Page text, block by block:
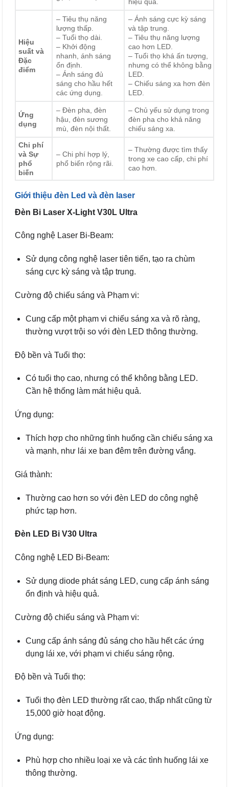
Hiệu
suất và
Đặc
điểm
– Tiêu thụ năng
lượng thấp.
– Tuổi thọ dài.
– Khởi động
nhanh, ánh sáng
ổn định.
– Ánh sáng đủ
sáng cho hầu hết
các ứng dụng.
– Ánh sáng cực kỳ sáng
và tập trung.
– Tiêu thụ năng lượng
cao hơn LED.
– Tuổi thọ khá ấn tượng,
nhưng có thể không bằng
LED.
– Chiếu sáng xa hơn đèn
LED.
Ứng
dụng
– Đèn pha, đèn
hậu, đèn sương
mù, đèn nội thất.
– Chủ yếu sử dụng trong
đèn pha cho khả năng
chiếu sáng xa.
Chi phí
và Sự
phổ
biến
– Chi phí hợp lý,
phổ biến rộng rãi.
– Thường được tìm thấy
trong xe cao cấp, chi phí
cao hơn.
Giới thiệu đèn Led và đèn laser
Đèn Bi Laser X-Light V30L Ultra
Công nghệ Laser Bi-Beam:
Sử dụng công nghệ laser tiên tiến, tạo ra chùm
sáng cực kỳ sáng và tập trung.
Cường độ chiếu sáng và Phạm vi:
Cung cấp một phạm vi chiếu sáng xa và rõ ràng,
thường vượt trội so với đèn LED thông thường.
Độ bền và Tuổi thọ:
Có tuổi thọ cao, nhưng có thể không bằng LED.
Cần hệ thống làm mát hiệu quả.
Ứng dụng:
Thích hợp cho những tình huống cần chiếu sáng xa
và mạnh, như lái xe ban đêm trên đường vắng.
Giá thành:
Thường cao hơn so với đèn LED do công nghệ
phức tạp hơn.
Đèn LED Bi V30 Ultra
Công nghệ LED Bi-Beam:
Sử dụng diode phát sáng LED, cung cấp ánh sáng
ổn định và hiệu quả.
Cường độ chiếu sáng và Phạm vi:
Cung cấp ánh sáng đủ sáng cho hầu hết các ứng
dụng lái xe, với phạm vi chiếu sáng rộng.
Độ bền và Tuổi thọ:
Tuổi thọ đèn LED thường rất cao, thấp nhất cũng từ
15,000 giờ hoạt động.
Ứng dụng:
Phù hợp cho nhiều loại xe và các tình huống lái xe
thông thường.